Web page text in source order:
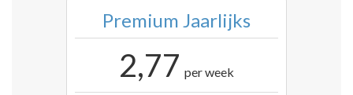
Premium Jaarlijks
2,77 per week